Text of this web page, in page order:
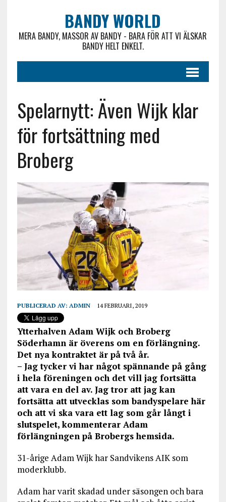
BANDY WORLD
MERA BANDY, MASSOR AV BANDY - BARA FÖR ATT VI ÄLSKAR
BANDY HELT ENKELT.
Spelarnytt: Även Wijk klar
för fortsättning med
Broberg
PUBLICERAD AV: ADMIN 14 FEBRUARI, 2019
Ytterhalven Adam Wijk och Broberg
Söderhamn är överens om en förlängning.
Det nya kontraktet är på två år.
– Jag tycker vi har något spännande på gång
i hela föreningen och det vill jag fortsätta
att vara en del av. Jag tror att jag kan
fortsätta att utvecklas som bandyspelare här
och att vi ska vara ett lag som går långt i
slutspelet, kommenterar Adam
förlängningen på Brobergs hemsida.
31-årige Adam Wijk har Sandvikens AIK som
moderklubb.
Adam har varit skadad under säsongen och bara